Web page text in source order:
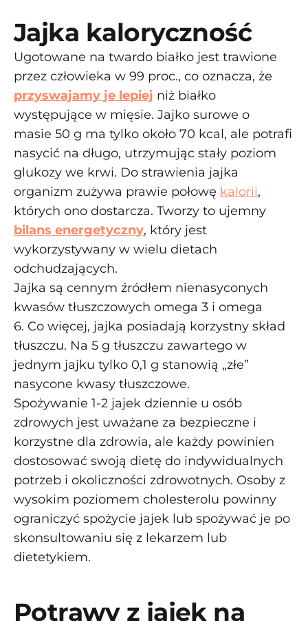
Jajka kaloryczność
Ugotowane na twardo białko jest trawione
przez człowieka w 99 proc., co oznacza, że
przyswajamy je lepiej niż białko
występujące w mięsie. Jajko surowe o
masie 50 g ma tylko około 70 kcal, ale potrafi
nasycić na długo, utrzymując stały poziom
glukozy we krwi. Do strawienia jajka
organizm zużywa prawie połowę kalorii,
których ono dostarcza. Tworzy to ujemny
bilans energetyczny, który jest
wykorzystywany w wielu dietach
odchudzających.
Jajka są cennym źródłem nienasyconych
kwasów tłuszczowych omega 3 i omega
6. Co więcej, jajka posiadają korzystny skład
tłuszczu. Na 5 g tłuszczu zawartego w
jednym jajku tylko 0,1 g stanowią „złe”
nasycone kwasy tłuszczowe.
Spożywanie 1-2 jajek dziennie u osób
zdrowych jest uważane za bezpieczne i
korzystne dla zdrowia, ale każdy powinien
dostosować swoją dietę do indywidualnych
potrzeb i okoliczności zdrowotnych. Osoby z
wysokim poziomem cholesterolu powinny
ograniczyć spożycie jajek lub spożywać je po
skonsultowaniu się z lekarzem lub
dietetykiem.
Potrawy z jajek na